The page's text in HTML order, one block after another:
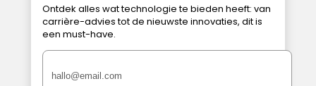
Ontdek alles wat technologie te bieden heeft: van
carrière-advies tot de nieuwste innovaties, dit is
een must-have.